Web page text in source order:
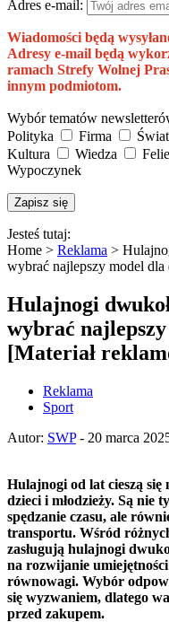
Adres e-mail:
Wiadomości będą
Adresy e-mail będą
ramach Strefy Wolnej
innym podmiotom.
Wybór tematów
Polityka
Firma Świat
Kultura
Wiedza
Wypoczynek
Jesteś tutaj:
Home > Reklama >
wybrać najlepszy model
Hulajnogi
wybrać
[Materiał
Reklama
Sport
Autor: SWP- 20 marca
Hulajnogi od lat cieszą się
dzieci i młodzieży. Są nie
spędzanie czasu, ale
transportu. Wśród
zasługują hulajnogi
na rozwijanie
równowagi. Wybór
się wyzwaniem, dlatego
przed zakupem.